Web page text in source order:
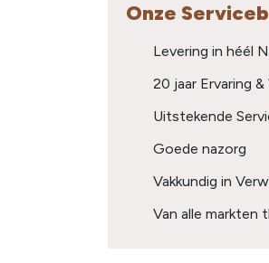
Onze
Levering in héél
20 jaar Ervaring
Uitstekende
Goede nazorg
Vakkundig in
Van alle markten